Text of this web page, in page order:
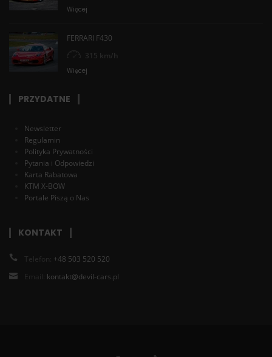
Więcej
FERRARI F430
315 km/h
Więcej
PRZYDATNE
Newsletter
Regulamin
Polityka Prywatności
Pytania i Odpowiedzi
Karta Rabatowa
KTM X-BOW
Portale Piszą o Nas
KONTAKT
Telefon: +48 503 520 520
Email: kontakt@devil-cars.pl